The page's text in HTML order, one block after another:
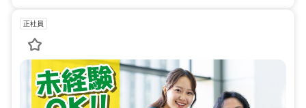
正社員